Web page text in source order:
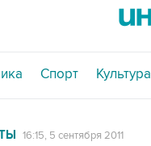
Спорт Культура
16:15, 5 сентября 2011